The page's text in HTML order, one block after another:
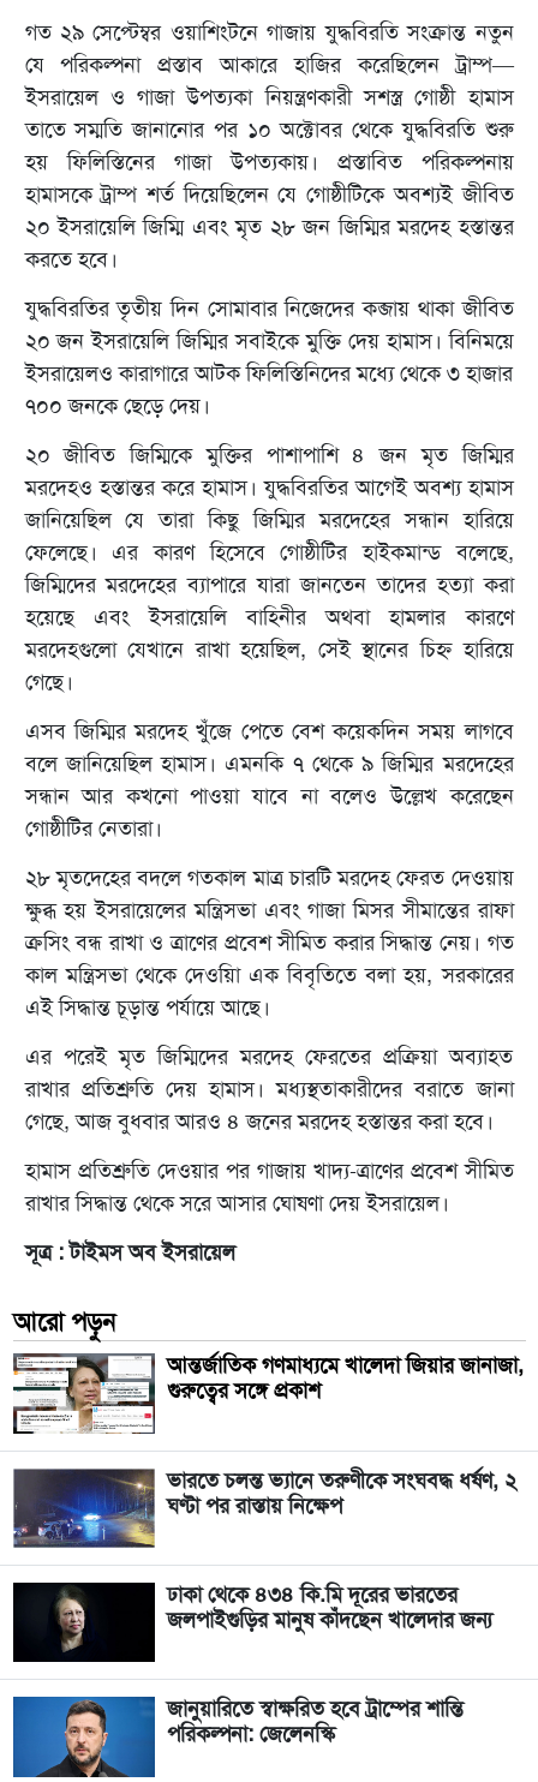
গত ২৯ সেপ্টেম্বর ওয়াশিংটনে গাজায় যুদ্ধবিরতি সংক্রান্ত নতুন
যে পরিকল্পনা প্রস্তাব আকারে হাজির করেছিলেন ট্রাম্প—
ইসরায়েল ও গাজা উপত্যকা নিয়ন্ত্রণকারী সশস্ত্র গোষ্ঠী হামাস
তাতে সম্মতি জানানোর পর ১০ অক্টোবর থেকে যুদ্ধবিরতি শুরু
হয় ফিলিস্তিনের গাজা উপত্যকায়। প্রস্তাবিত পরিকল্পনায়
হামাসকে ট্রাম্প শর্ত দিয়েছিলেন যে গোষ্ঠীটিকে অবশ্যই জীবিত
২০ ইসরায়েলি জিম্মি এবং মৃত ২৮ জন জিম্মির মরদেহ হস্তান্তর
করতে হবে।
যুদ্ধবিরতির তৃতীয় দিন সোমাবার নিজেদের কব্জায় থাকা জীবিত
২০ জন ইসরায়েলি জিম্মির সবাইকে মুক্তি দেয় হামাস। বিনিময়ে
ইসরায়েলও কারাগারে আটক ফিলিস্তিনিদের মধ্যে থেকে ৩ হাজার
৭০০ জনকে ছেড়ে দেয়।
২০ জীবিত জিম্মিকে মুক্তির পাশাপাশি ৪ জন মৃত জিম্মির
মরদেহও হস্তান্তর করে হামাস। যুদ্ধবিরতির আগেই অবশ্য হামাস
জানিয়েছিল যে তারা কিছু জিম্মির মরদেহের সন্ধান হারিয়ে
ফেলেছে। এর কারণ হিসেবে গোষ্ঠীটির হাইকমান্ড বলেছে,
জিম্মিদের মরদেহের ব্যাপারে যারা জানতেন তাদের হত্যা করা
হয়েছে এবং ইসরায়েলি বাহিনীর অথবা হামলার কারণে
মরদেহগুলো যেখানে রাখা হয়েছিল, সেই স্থানের চিহ্ন হারিয়ে
গেছে।
এসব জিম্মির মরদেহ খুঁজে পেতে বেশ কয়েকদিন সময় লাগবে
বলে জানিয়েছিল হামাস। এমনকি ৭ থেকে ৯ জিম্মির মরদেহের
সন্ধান আর কখনো পাওয়া যাবে না বলেও উল্লেখ করেছেন
গোষ্ঠীটির নেতারা।
২৮ মৃতদেহের বদলে গতকাল মাত্র চারটি মরদেহ ফেরত দেওয়ায়
ক্ষুব্ধ হয় ইসরায়েলের মন্ত্রিসভা এবং গাজা মিসর সীমান্তের রাফা
ক্রসিং বন্ধ রাখা ও ত্রাণের প্রবেশ সীমিত করার সিদ্ধান্ত নেয়। গত
কাল মন্ত্রিসভা থেকে দেওয়িা এক বিবৃতিতে বলা হয়, সরকারের
এই সিদ্ধান্ত চূড়ান্ত পর্যায়ে আছে।
এর পরেই মৃত জিম্মিদের মরদেহ ফেরতের প্রক্রিয়া অব্যাহত
রাখার প্রতিশ্রুতি দেয় হামাস। মধ্যস্থতাকারীদের বরাতে জানা
গেছে, আজ বুধবার আরও ৪ জনের মরদেহ হস্তান্তর করা হবে।
হামাস প্রতিশ্রুতি দেওয়ার পর গাজায় খাদ্য-ত্রাণের প্রবেশ সীমিত
রাখার সিদ্ধান্ত থেকে সরে আসার ঘোষণা দেয় ইসরায়েল।
সূত্র : টাইমস অব ইসরায়েল
আরো পড়ুন
আন্তর্জাতিক গণমাধ্যমে খালেদা জিয়ার জানাজা,
গুরুত্বের সঙ্গে প্রকাশ
ভারতে চলন্ত ভ্যানে তরুণীকে সংঘবদ্ধ ধর্ষণ, ২
ঘণ্টা পর রাস্তায় নিক্ষেপ
ঢাকা থেকে ৪৩৪ কি.মি দূরের ভারতের
জলপাইগুড়ির মানুষ কাঁদছেন খালেদার জন্য
জানুয়ারিতে স্বাক্ষরিত হবে ট্রাম্পের শান্তি
পরিকল্পনা: জেলেনস্কি